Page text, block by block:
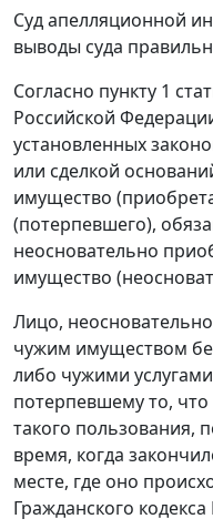
Суд апелляционной
выводы суда
Согласно пункту 1
Российской
установленных
или сделкой
имущество
(потерпевшего),
неосновательно
имущество
Лицо,
чужим имуществом
либо чужими
потерпевшему то, что
такого пользования,
время, когда
месте, где оно
Гражданского